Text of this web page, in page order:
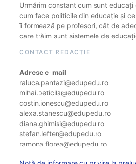
Urmărim constant cum sunt educați
cum face politicile din educație și
îi formează pe profesori, cât de
care trăim sunt sistemele de
CONTACT REDACȚIE
Adrese e-mail
raluca.pantazi@edupedu.ro
mihai.peticila@edupedu.ro
costin.ionescu@edupedu.ro
alexa.stanescu@edupedu.ro
diana.ghimisi@edupedu.ro
stefan.lefter@edupedu.ro
ramona.florea@edupedu.ro